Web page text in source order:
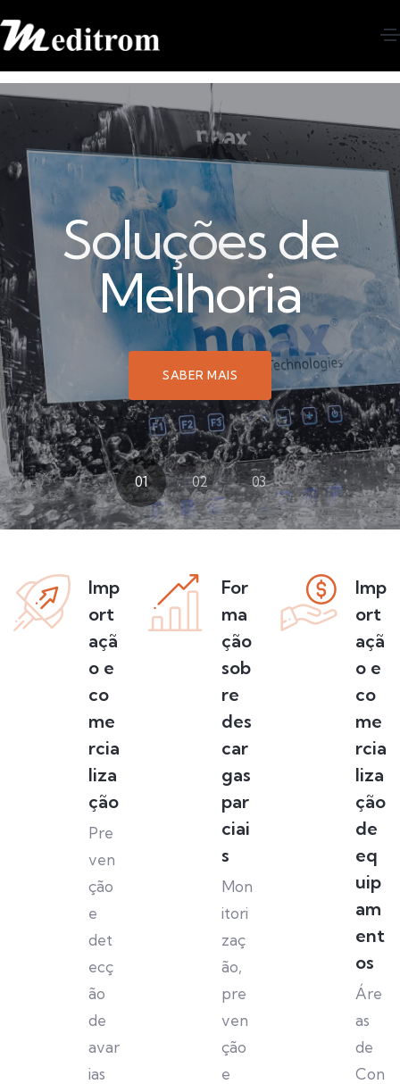
Soluções de
Melhoria
SABER MAIS
01 02 03
Imp
ort
açã
o e
co
me
rcia
liza
ção
Pre
ven
ção
e
det
ecç
ão
de
avar
ias
For
ma
ção
sob
re
des
car
gas
par
ciai
s
Mon
itori
zaç
ão,
pre
ven
ção
e
Imp
ort
açã
o e
co
me
rcia
liza
ção
de
eq
uip
am
ent
os
Áre
as
de
Con